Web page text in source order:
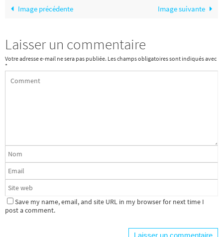
Image précédente Image suivante
Laisser un commentaire
Votre adresse e-mail ne sera pas publiée. Les champs obligatoires sont indiqués avec
*
Save my name, email, and site URL in my browser for next time I
post a comment.